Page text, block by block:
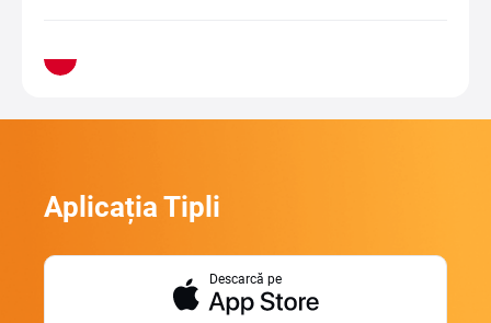
Aplicația Tipli
Descarcă pe